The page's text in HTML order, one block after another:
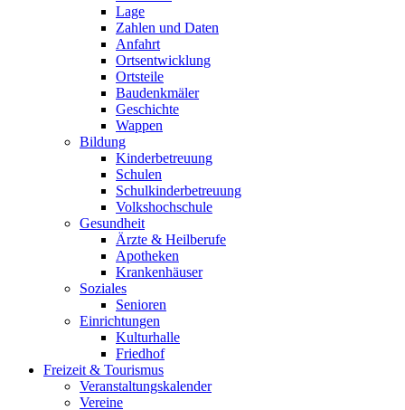
Lage
Zahlen und Daten
Anfahrt
Ortsentwicklung
Ortsteile
Baudenkmäler
Geschichte
Wappen
Bildung
Kinderbetreuung
Schulen
Schulkinderbetreuung
Volkshochschule
Gesundheit
Ärzte & Heilberufe
Apotheken
Krankenhäuser
Soziales
Senioren
Einrichtungen
Kulturhalle
Friedhof
Freizeit & Tourismus
Veranstaltungskalender
Vereine